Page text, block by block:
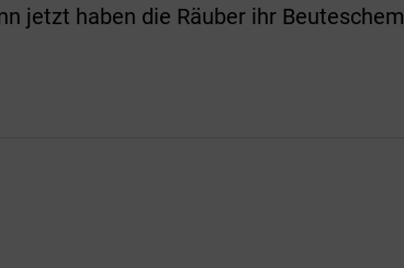
jetzt haben die Räuber ihr